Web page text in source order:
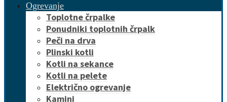
Ogrevanje
Toplotne črpalke
Ponudniki toplotnih črpalk
Peči na drva
Plinski kotli
Kotli na sekance
Kotli na pelete
Električno ogrevanje
Kamini